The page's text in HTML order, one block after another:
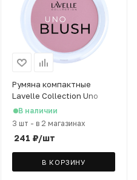
Румяна компактные
Lavelle Collection Uno
Blush, т. 03
В наличии
3 шт - в 2 магазинах
241 ₽/шт
В КОРЗИНУ